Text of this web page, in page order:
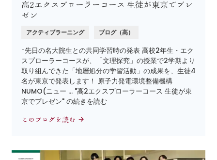
高2エクスプローラーコース 生徒が東京でプレ
ゼン
アクティブラーニング ブログ（高）
↑先日の名大院生との共同学習時の発表 高校2年生・エク
スプローラーコースが、「文理探究」の授業で2学期より
取り組んできた「地層処分の学習活動」の成果を、生徒4
名が東京で発表します！ 原子力発電環境整備機構
NUMO(ニュー … "高2エクスプローラーコース 生徒が東
京でプレゼン" の続きを読む
このブログを読む